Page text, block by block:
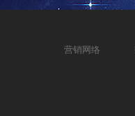
营销网络